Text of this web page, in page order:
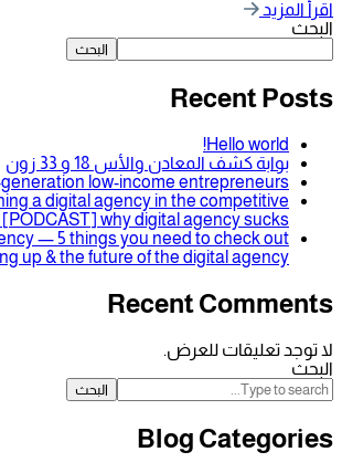
المعادن والأس 18 و 33 زون
to first-generation low-income
of running a digital agency in the
market [PODCAST] why digital agency
a digital agency — 5 things you need to
before signing up & the future of the digital
Recent
للعرض.
Blog